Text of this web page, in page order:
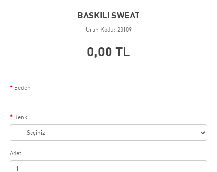
BASKILI SWEAT
Ürün Kodu: 23109
0,00 TL
Beden
Renk
Adet